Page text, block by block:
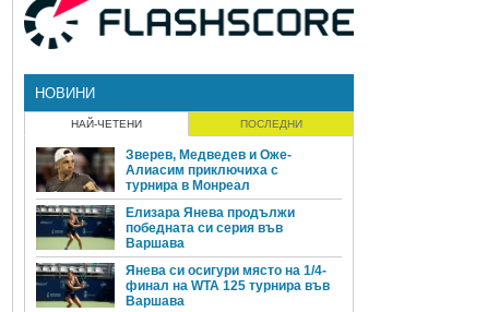
НОВИНИ
НАЙ-ЧЕТЕНИ ПОСЛЕДНИ
Зверев, Медведев и Оже-
Алиасим приключиха с
турнира в Монреал
Елизара Янева продължи
победната си серия във
Варшава
Янева си осигури място на 1/4-
финал на WTA 125 турнира във
Варшава